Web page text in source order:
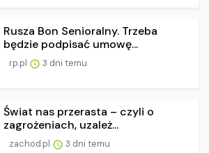
Rusza Bon Senioralny. Trzeba
będzie podpisać umowę...
rp.pl 3 dni temu
Świat nas przerasta – czyli o
zagrożeniach, uzależ...
zachod.pl 3 dni temu